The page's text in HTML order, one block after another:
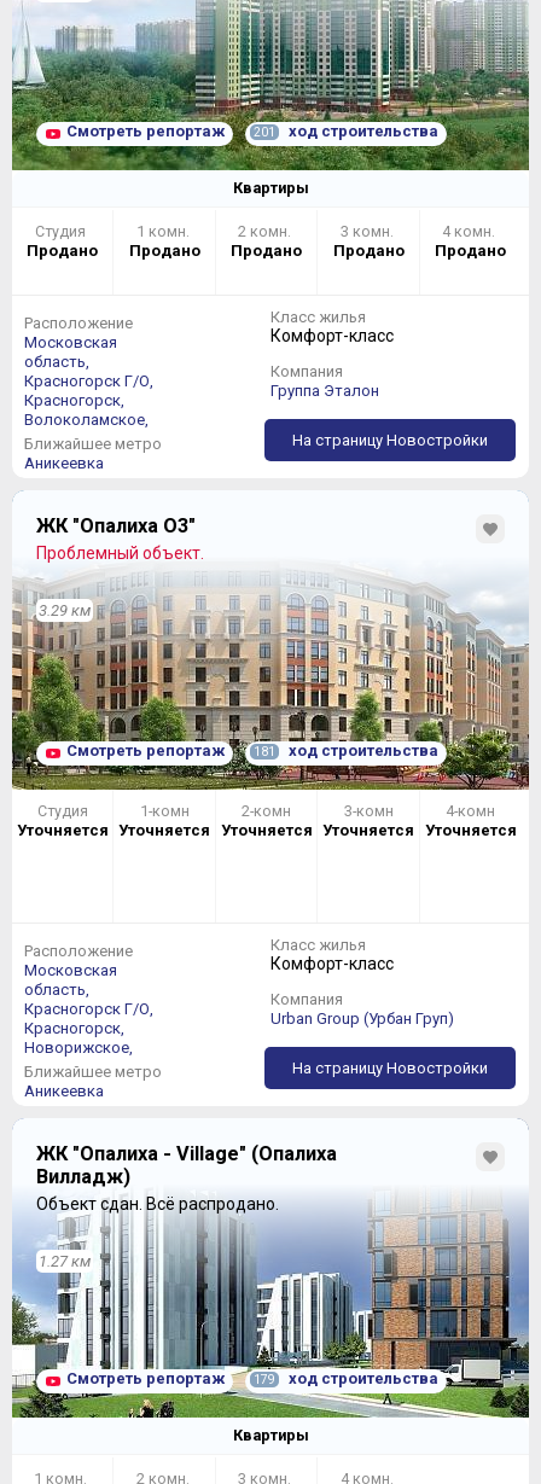
Смотреть репортаж 201 ход строительства
Квартиры
Студия
Продано
1 комн.
Продано
2 комн.
Продано
3 комн.
Продано
4 комн.
Продано
Расположение
Московская
область,
Красногорск Г/О,
Красногорск,
Волоколамское,
Ближайшее метро
Аникеевка
Класс жилья
Комфорт-класс
Компания
Группа Эталон
На страницу Новостройки
ЖК "Опалиха О3"
Проблемный объект.
3.29 км
Смотреть репортаж 181 ход строительства
Студия
Уточняется
1-комн
Уточняется
2-комн
Уточняется
3-комн
Уточняется
4-комн
Уточняется
Расположение
Московская
область,
Красногорск Г/О,
Красногорск,
Новорижское,
Ближайшее метро
Аникеевка
Класс жилья
Комфорт-класс
Компания
Urban Group (Урбан Груп)
На страницу Новостройки
ЖК "Опалиха - Village" (Опалиха
Вилладж)
Объект сдан. Всё распродано.
1.27 км
Смотреть репортаж 179 ход строительства
Квартиры
1 комн.
2 комн.
3 комн.
4 комн.